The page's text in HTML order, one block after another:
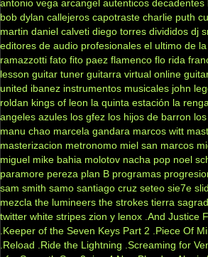
antonio vega arcangel autenticos decadentes
bob dylan callejeros capotraste charlie puth
martin daniel calveti diego torres divididos dj
editores de audio profesionales el ultimo de la
ramazzotti fato fito paez flamenco flo rida
lesson guitar tuner guitarra virtual online
united ibanez instrumentos musicales john
roldan kings of leon la quinta estación la renga
angeles azules los gfez los hijos de barron
manu chao marcela gandara marcos witt
masterizacion metronomo miel san marcos
miguel mike bahia molotov nacha pop noel
paramore pereza plan B programas
sam smith samo santiago cruz seteo sie7e
mezcla the lumineers the strokes tierra
twitter white stripes zion y lenox .And Justice
.Keeper of the Seven Keys Part 2
.Piece Of
.Reload
.Ride the Lightning .Screaming for